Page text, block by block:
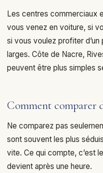
Les centres commerciaux
vous venez en voiture, si
si vous voulez profiter
larges. Côte de Nacre,
peuvent être plus simples
Comment comparer
Ne comparez pas
sont souvent les plus
vite. Ce qui compte, c’est
devient après une heure.